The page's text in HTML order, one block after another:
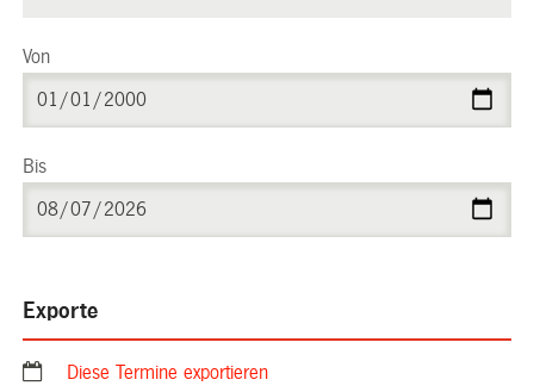
Von
Bis
Exporte
Diese Termine exportieren